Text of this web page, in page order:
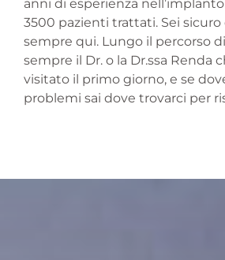
anni di esperienza
3500 pazienti trattati. Sei sicuro
sempre qui. Lungo il percorso
sempre il Dr. o la Dr.ssa Renda
visitato il primo giorno, e se
problemi sai dove trovarci per